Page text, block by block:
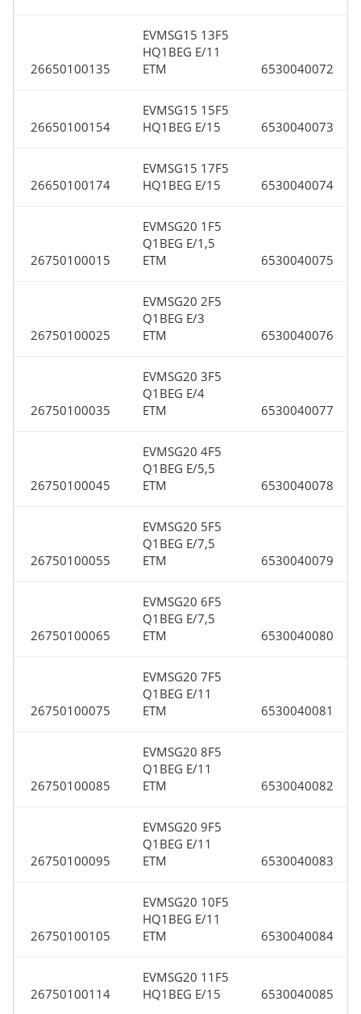
26650100135
EVMSG15 13F5
HQ1BEG E/11
ETM
6530040072
26650100154
EVMSG15 15F5
HQ1BEG E/15
6530040073
26650100174
EVMSG15 17F5
HQ1BEG E/15
6530040074
26750100015
EVMSG20 1F5
Q1BEG E/1,5
ETM
6530040075
26750100025
EVMSG20 2F5
Q1BEG E/3
ETM
6530040076
26750100035
EVMSG20 3F5
Q1BEG E/4
ETM
6530040077
26750100045
EVMSG20 4F5
Q1BEG E/5,5
ETM
6530040078
26750100055
EVMSG20 5F5
Q1BEG E/7,5
ETM
6530040079
26750100065
EVMSG20 6F5
Q1BEG E/7,5
ETM
6530040080
26750100075
EVMSG20 7F5
Q1BEG E/11
ETM
6530040081
26750100085
EVMSG20 8F5
Q1BEG E/11
ETM
6530040082
26750100095
EVMSG20 9F5
Q1BEG E/11
ETM
6530040083
26750100105
EVMSG20 10F5
HQ1BEG E/11
ETM
6530040084
26750100114
EVMSG20 11F5
HQ1BEG E/15
6530040085